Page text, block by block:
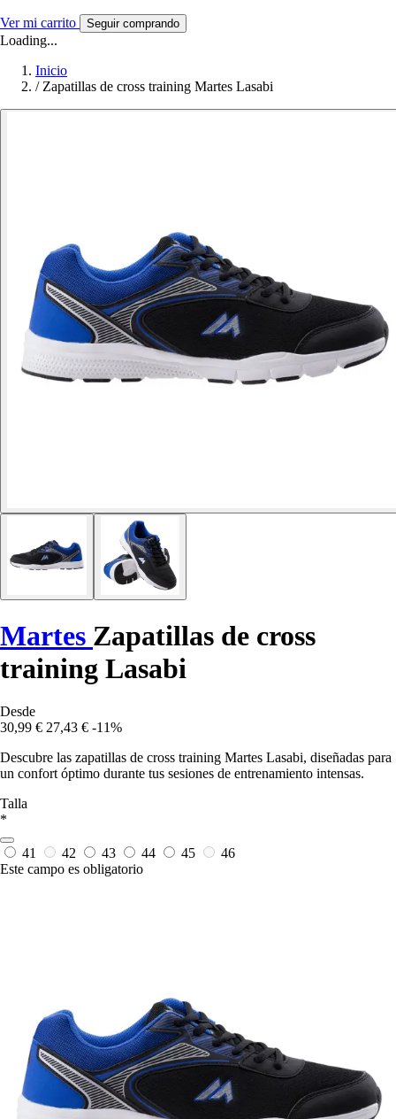
Ver mi carrito Seguir comprando
Loading...
Inicio
/ Zapatillas de cross training Martes Lasabi
Martes Zapatillas de cross
training Lasabi
Desde
30,99 € 27,43 € -11%
Descubre las zapatillas de cross training Martes Lasabi, diseñadas para
un confort óptimo durante tus sesiones de entrenamiento intensas.
Talla
*
41 42 43 44 45
46
Este campo es obligatorio